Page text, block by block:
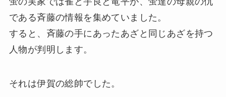
である斉藤の情報を集めていました。
すると、斉藤の手にあったあざと同じあざを持つ
人物が判明します。
それは伊賀の総帥でした。